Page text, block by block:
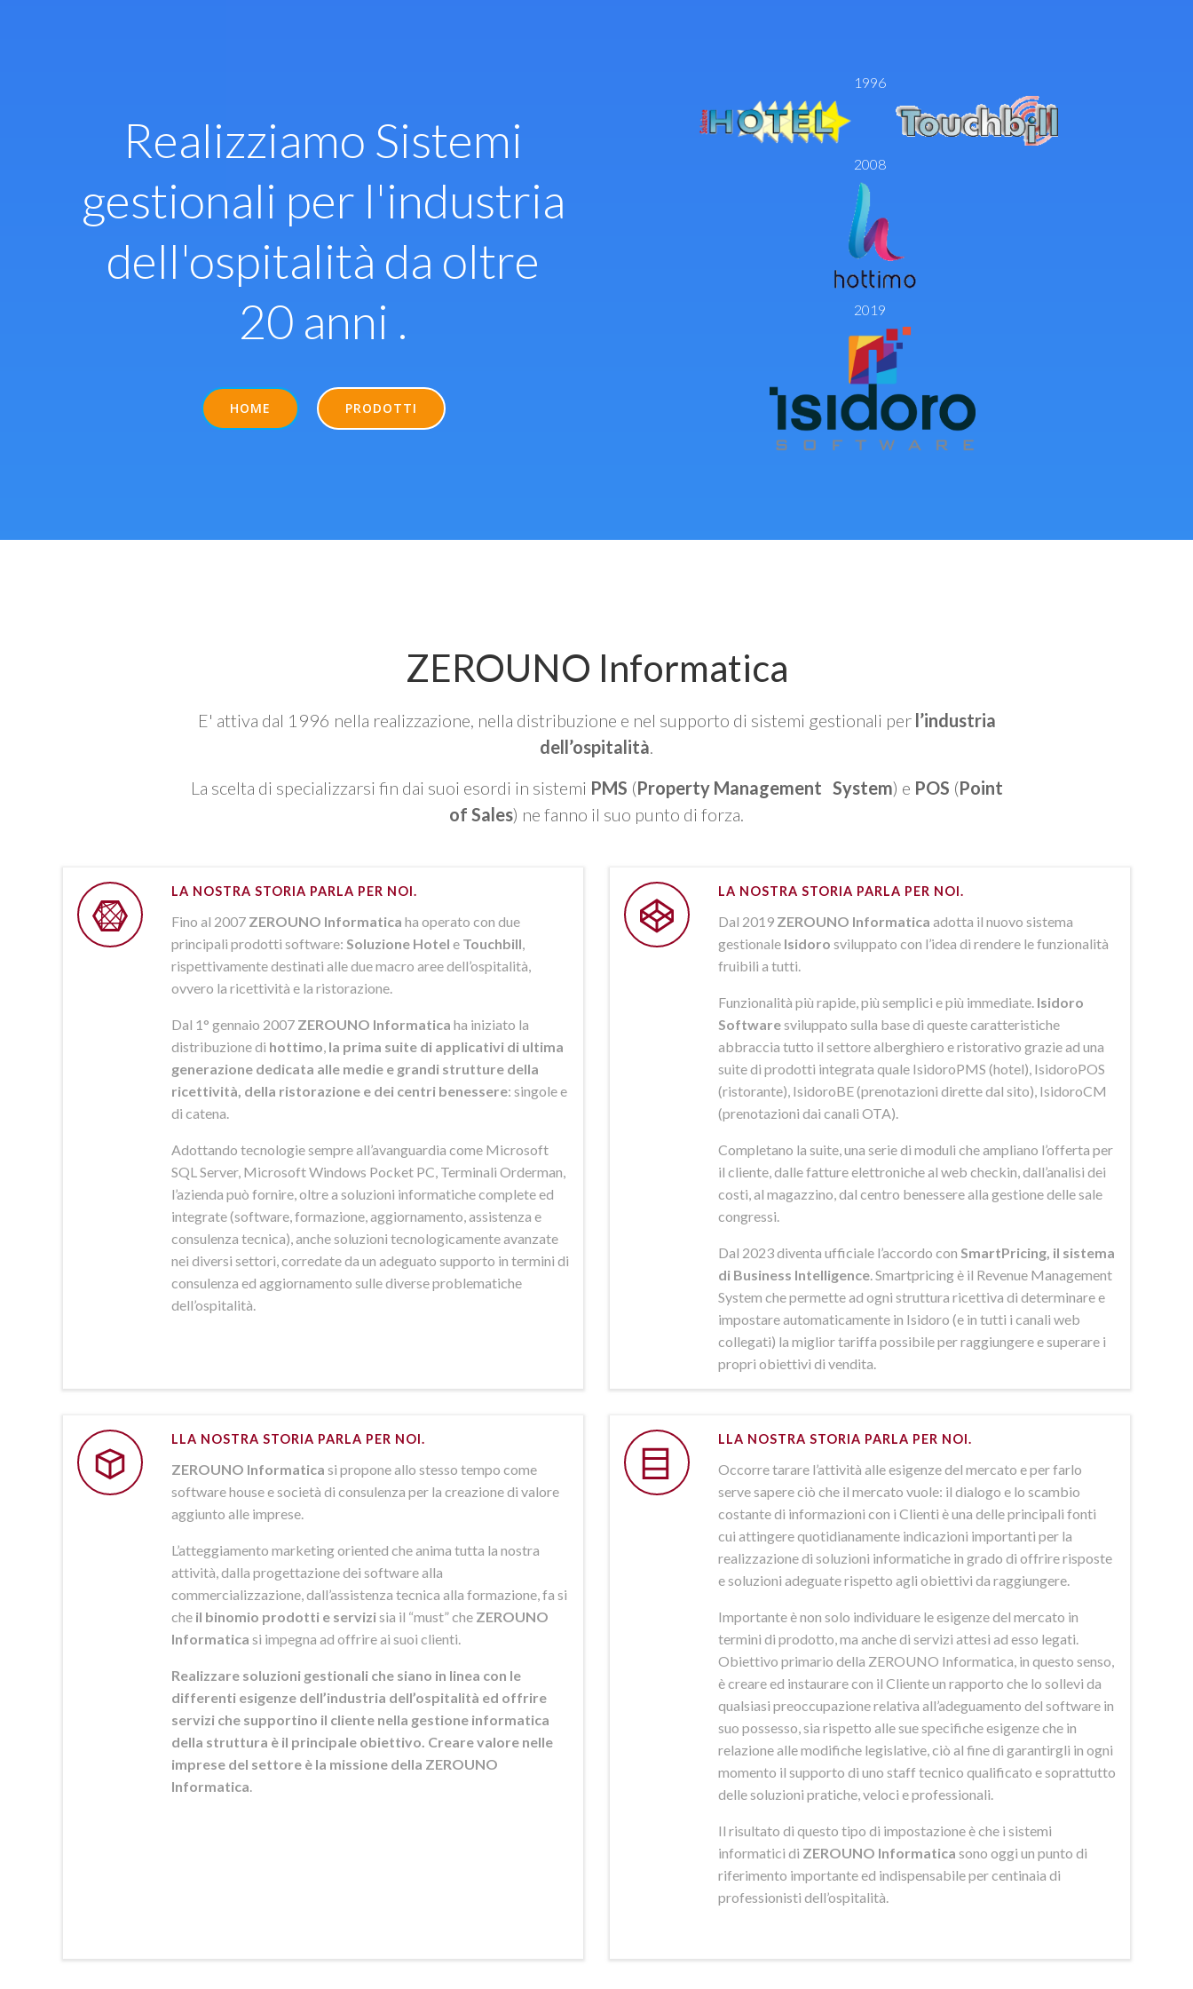
Realizziamo Sistemi
gestionali per l'industria
dell'ospitalità da oltre
20 anni .
HOME PRODOTTI
1996
2008
2019
ZEROUNO Informatica
E' attiva dal 1996 nella realizzazione, nella distribuzione e nel supporto di sistemi gestionali per l’industria
dell’ospitalità
La scelta di specializzarsi fin dai suoi esordi in sistemi PMS (Property Management System) e POS (Point
of Sales) ne fanno il suo punto di forza.
LA NOSTRA STORIA PARLA PER NOI.
Fino al 2007 ZEROUNO Informatica ha operato con due
principali prodotti software: Soluzione Hotel e Touchbill
rispettivamente destinati alle due macro aree dell’ospitalità,
ovvero la ricettività e la ristorazione.
Dal 1° gennaio 2007 ZEROUNO Informatica ha iniziato la
distribuzione di hottimo la prima suite di applicativi di ultima
generazione dedicata alle medie e grandi strutture della
ricettività, della ristorazione e dei centri benessere: singole e
di catena.
Adottando tecnologie sempre all’avanguardia come Microsoft
SQL Server, Microsoft Windows Pocket PC, Terminali Orderman,
l’azienda può fornire, oltre a soluzioni informatiche complete ed
integrate (software, formazione, aggiornamento, assistenza e
consulenza tecnica), anche soluzioni tecnologicamente avanzate
nei diversi settori, corredate da un adeguato supporto in termini di
consulenza ed aggiornamento sulle diverse problematiche
dell’ospitalità.
LA NOSTRA STORIA PARLA PER NOI.
Dal 2019 ZEROUNO Informatica adotta il nuovo sistema
gestionale Isidoro sviluppato con l’idea di rendere le funzionalità
fruibili a tutti.
Funzionalità più rapide, più semplici e più immediate. Isidoro
Softwaresviluppato sulla base di queste caratteristiche
abbraccia tutto il settore alberghiero e ristorativo grazie ad una
suite di prodotti integrata quale IsidoroPMS (hotel), IsidoroPOS
(ristorante), IsidoroBE (prenotazioni dirette dal sito), IsidoroCM
(prenotazioni dai canali OTA).
Completano la suite, una serie di moduli che ampliano l’offerta per
il cliente, dalle fatture elettroniche al web checkin, dall’analisi dei
costi, al magazzino, dal centro benessere alla gestione delle sale
congressi.
Dal 2023 diventa ufficiale l’accordo con SmartPricing, il sistema
di Business Intelligence . Smartpricing è il Revenue Management
System che permette ad ogni struttura ricettiva di determinare e
impostare automaticamente in Isidoro (e in tutti i canali web
collegati) la miglior tariffa possibile per raggiungere e superare i
propri obiettivi di vendita.
LLA NOSTRA STORIA PARLA PER NOI.
ZEROUNO Informatica si propone allo stesso tempo come
software house e società di consulenza per la creazione di valore
aggiunto alle imprese.
L’atteggiamento marketing oriented che anima tutta la nostra
attività, dalla progettazione dei software alla
commercializzazione, dall’assistenza tecnica alla formazione, fa si
che il binomio prodotti e servizisia il “must” che ZEROUNO
Informatica si impegna ad offrire ai suoi clienti.
Realizzare soluzioni gestionali che siano in linea con le
differenti esigenze dell’industria dell’ospitalità ed offrire
servizi che supportino il cliente nella gestione informatica
della struttura è il principale obiettivo. Creare valore nelle
imprese del settore è la missione della ZEROUNO
Informatica
LLA NOSTRA STORIA PARLA PER NOI.
Occorre tarare l’attività alle esigenze del mercato e per farlo
serve sapere ciò che il mercato vuole: il dialogo e lo scambio
costante di informazioni con i Clienti è una delle principali fonti
cui attingere quotidianamente indicazioni importanti per la
realizzazione di soluzioni informatiche in grado di offrire risposte
e soluzioni adeguate rispetto agli obiettivi da raggiungere.
Importante è non solo individuare le esigenze del mercato in
termini di prodotto, ma anche di servizi attesi ad esso legati.
Obiettivo primario della ZEROUNO Informatica, in questo senso,
è creare ed instaurare con il Cliente un rapporto che lo sollevi da
qualsiasi preoccupazione relativa all’adeguamento del software in
suo possesso, sia rispetto alle sue specifiche esigenze che in
relazione alle modifiche legislative, ciò al fine di garantirgli in ogni
momento il supporto di uno staff tecnico qualificato e soprattutto
delle soluzioni pratiche, veloci e professionali.
Il risultato di questo tipo di impostazione è che i sistemi
informatici di ZEROUNO Informatica sono oggi un punto di
riferimento importante ed indispensabile per centinaia di
professionisti dell’ospitalità.